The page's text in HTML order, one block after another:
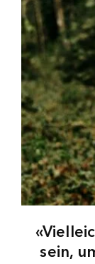
sein,